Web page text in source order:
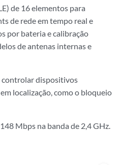
de 16 elementos para
de rede em tempo real e
por bateria e calibração
de antenas internas e
controlar dispositivos
localização, como o bloqueio
Mbps na banda de 2,4 GHz.